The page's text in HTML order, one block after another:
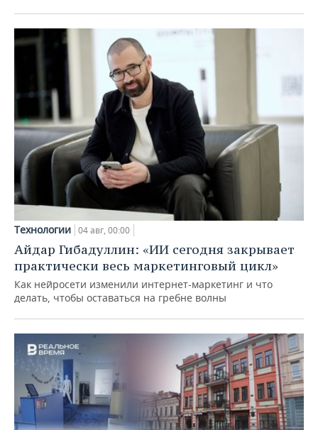
Технологии 04 авг, 00:00
Айдар Гибадуллин: «ИИ сегодня закрывает
практически весь маркетинговый цикл»
Как нейросети изменили интернет-маркетинг и что
делать, чтобы оставаться на гребне волны